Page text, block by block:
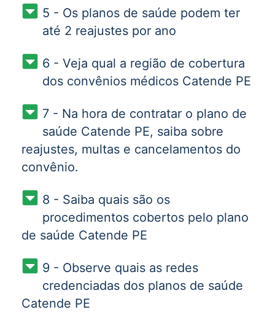
5 - Os planos de saúde podem ter
até 2 reajustes por ano
6 - Veja qual a região de cobertura
dos convênios médicos Catende PE
7 - Na hora de contratar o plano de
saúde Catende PE, saiba sobre
reajustes, multas e cancelamentos do
convênio.
8 - Saiba quais são os
procedimentos cobertos pelo plano
de saúde Catende PE
9 - Observe quais as redes
credenciadas dos planos de saúde
Catende PE